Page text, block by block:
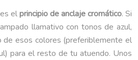
elprincipio de anclaje cromático. Si
llamativo con tonos de azul,
de esos colores (preferiblemente el
para el resto de tu atuendo. Unos